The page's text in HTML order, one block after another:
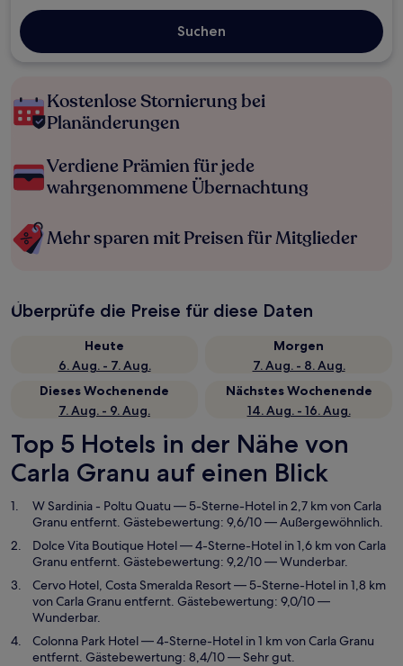
Suchen
Kostenlose Stornierung bei
Planänderungen
Verdiene Prämien für jede
wahrgenommene Übernachtung
Mehr sparen mit Preisen für Mitglieder
Überprüfe die Preise für diese Daten
Heute
6. Aug. - 7. Aug.
Morgen
7. Aug. - 8. Aug.
Dieses Wochenende
7. Aug. - 9. Aug.
Nächstes Wochenende
14. Aug. - 16. Aug.
Top 5 Hotels in der Nähe von
Carla Granu auf einen Blick
W Sardinia - Poltu Quatu — 5-Sterne-Hotel in 2,7 km von Carla
Granu entfernt. Gästebewertung: 9,6/10 — Außergewöhnlich.
Dolce Vita Boutique Hotel— 4-Sterne-Hotel in 1,6 km von Carla
Granu entfernt. Gästebewertung: 9,2/10 — Wunderbar.
Cervo Hotel, Costa Smeralda Resort— 5-Sterne-Hotel in 1,8 km
von Carla Granu entfernt. Gästebewertung: 9,0/10 —
Wunderbar.
Colonna Park Hotel— 4-Sterne-Hotel in 1 km von Carla Granu
entfernt. Gästebewertung: 8,4/10 — Sehr gut.